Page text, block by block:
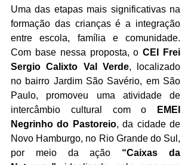
Uma das etapas mais significativas na
formação das crianças é a integração
entre escola, família e comunidade.
Com base nessa proposta, o CEI Frei
Sergio Calixto Val Verde, localizado
no bairro Jardim São Savério, em São
Paulo, promoveu uma atividade de
intercâmbio cultural com o
EMEI
Negrinho do Pastoreio, da cidade de
Novo Hamburgo, no Rio Grande do Sul,
por meio da ação “Caixas da